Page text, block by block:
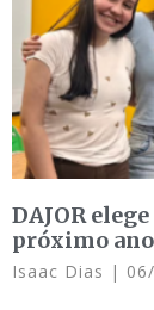
DAJOR
próximo ano
Isaac Dias